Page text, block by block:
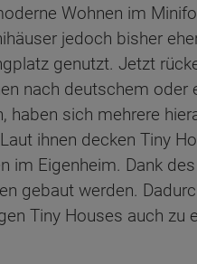
Wohnen im
jedoch bisher
genutzt. Jetzt
nach deutschem
haben sich mehrere
ihnen decken Tiny
im Eigenheim. Dank
gebaut werden.
Tiny Houses auch zu